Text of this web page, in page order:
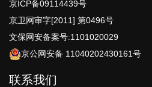
京ICP备09114439号
京卫网审字[2011] 第0496号
文保网安备案号:1101020029
京公网安备 11040202430161号
联系我们